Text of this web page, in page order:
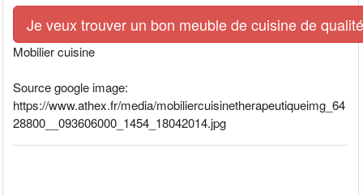
Je veux trouver un bon meuble de cuisine de
Mobilier cuisine
Source google image:
https://www.athex.fr/media/mobiliercuisinetherapeutiqueimg_64
28800__093606000_1454_18042014.jpg